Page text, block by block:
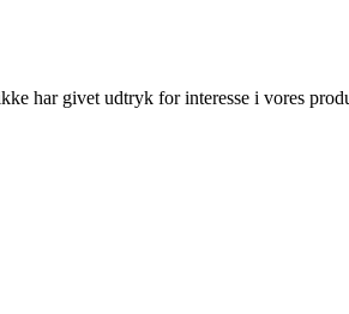
har givet udtryk for interesse i vores